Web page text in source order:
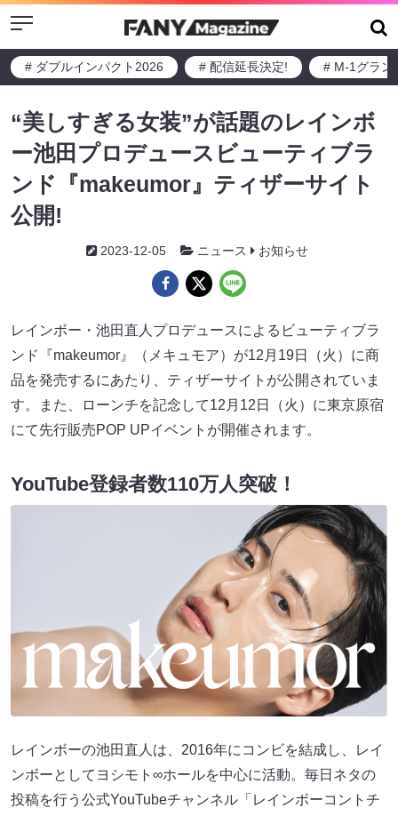
Menu
# ダブルインパクト2026 # 配信延長決定! # M-1グラン
“美しすぎる女装”が話題のレインボ
ー池田プロデュースビューティブラ
ンド『makeumor』ティザーサイト
公開!
2023-12-05 ニュース お知らせ
レインボー・池田直人プロデュースによるビューティブラ
ンド『makeumor』（メキュモア）が12月19日（火）に商
品を発売するにあたり、ティザーサイトが公開されていま
す。また、ローンチを記念して12月12日（火）に東京原宿
にて先行販売POP UPイベントが開催されます。
YouTube登録者数110万人突破！
レインボーの池田直人は、2016年にコンビを結成し、レイ
ンボーとしてヨシモト∞ホールを中心に活動。毎日ネタの
投稿を行う公式YouTubeチャンネル「レインボーコントチ